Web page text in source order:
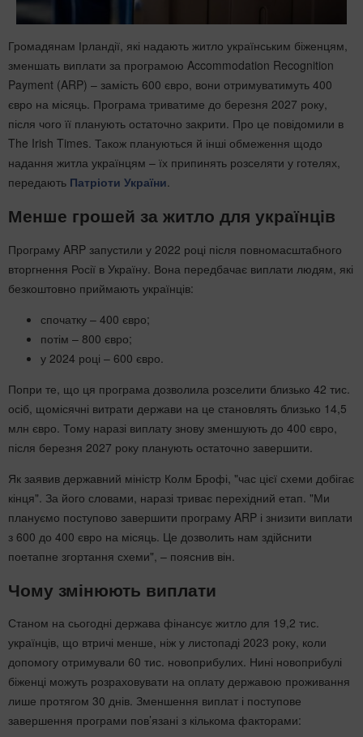
Громадянам Ірландії, які надають житло українським біженцям,
зменшать виплати за програмою Accommodation Recognition
Payment (ARP) – замість 600 євро, вони отримуватимуть 400
євро на місяць. Програма триватиме до березня 2027 року,
після чого її планують остаточно закрити. Про це повідомили в
The Irish Times. Також плануються й інші обмеження щодо
надання житла українцям – їх припинять розселяти у готелях,
передають Патріоти України
Менше грошей за житло для українців
Програму ARP запустили у 2022 році після повномасштабного
вторгнення Росії в Україну. Вона передбачає виплати людям, які
безкоштовно приймають українців:
спочатку – 400 євро;
потім – 800 євро;
у 2024 році – 600 євро.
Попри те, що ця програма дозволила розселити близько 42 тис.
осіб, щомісячні витрати держави на це становлять близько 14,5
млн євро. Тому наразі виплату знову зменшують до 400 євро,
після березня 2027 року планують остаточно завершити.
Як заявив державний міністр Колм Брофі, "час цієї схеми добігає
кінця". За його словами, наразі триває перехідний етап. "Ми
плануємо поступово завершити програму ARP і знизити виплати
з 600 до 400 євро на місяць. Це дозволить нам здійснити
поетапне згортання схеми", – пояснив він.
Чому змінюють виплати
Станом на сьогодні держава фінансує житло для 19,2 тис.
українців, що втричі менше, ніж у листопаді 2023 року, коли
допомогу отримували 60 тис. новоприбулих. Нині новоприбулі
біженці можуть розраховувати на оплату державою проживання
лише протягом 30 днів. Зменшення виплат і поступове
завершення програми пов’язані з кількома факторами: